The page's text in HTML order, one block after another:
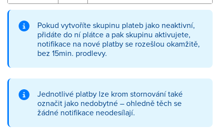
Pokud vytvoříte skupinu plateb jako neaktivní,
přidáte do ní plátce a pak skupinu aktivujete,
notifikace na nové platby se rozešlou okamžitě,
bez 15min. prodlevy.
Jednotlivé platby lze krom stornování také
označit jako nedobytné – ohledně těch se
žádné notifikace neodesílají.